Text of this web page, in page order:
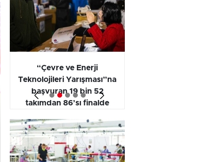
“Çevre ve Enerji
Teknolojileri Yarışması”na
başvuran 19 bin 52
takımdan 86’sı finalde